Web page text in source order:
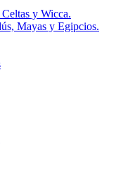
y Wicca.
Mayas y Egipcios.